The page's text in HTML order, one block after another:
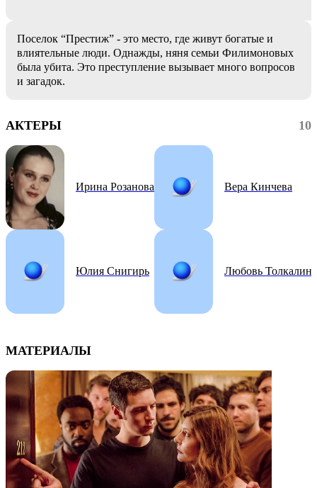
Поселок “Престиж” - это место, где живут богатые и
влиятельные люди. Однажды, няня семьи Филимоновых
была убита. Это преступление вызывает много вопросов
и загадок.
АКТЕРЫ 10
Ирина Розанова
Юлия Снигирь
Вера Кинчева
Любовь Толкалина
МАТЕРИАЛЫ